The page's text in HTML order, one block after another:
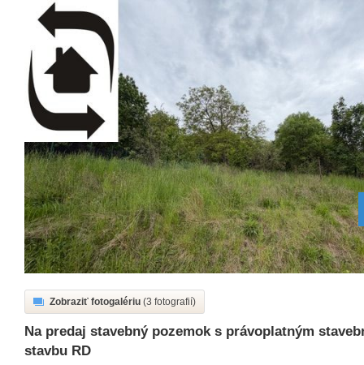
Zobraziť fotogalériu (3 fotografií)
Na predaj stavebný pozemok s právoplatným
stavbu RD